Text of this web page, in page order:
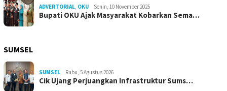
ADVERTORIAL, OKU Senin, 10 November 2025
Bupati OKU Ajak Masyarakat Kobarkan Sema…
SUMSEL
SUMSEL Rabu, 5 Agustus 2026
Cik Ujang Perjuangkan Infrastruktur Sums…